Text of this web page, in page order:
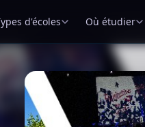
d'écoles Où étudier